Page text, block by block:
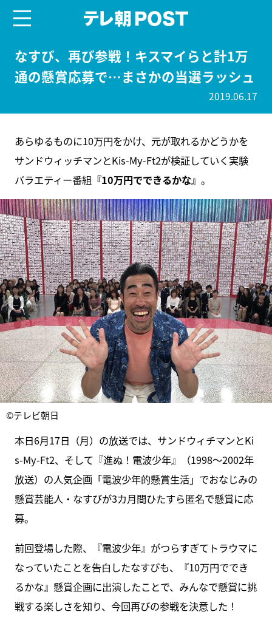
なすび、再び参戦！キスマイらと計1万
通の懸賞応募で…まさかの当選ラッシュ
2019.06.17
あらゆるものに10万円をかけ、元が取れるかどうかを
サンドウィッチマンとKis-My-Ft2が検証していく実験
バラエティー番組 『10万円でできるかな』 。
©テレビ朝日
本日6月17日（月）の放送では、サンドウィチマンとKi
s-My-Ft2、そして『進ぬ！電波少年』（1998～2002年
放送）の人気企画「電波少年的懸賞生活」でおなじみの
懸賞芸能人・なすびが3カ月間ひたすら匿名で懸賞に応
募。
前回登場した際、『電波少年』がつらすぎてトラウマに
なっていたことを告白したなすびも、『10万円ででき
るかな』懸賞企画に出演したことで、みんなで懸賞に挑
戦する楽しさを知り、今回再びの参戦を決意した！